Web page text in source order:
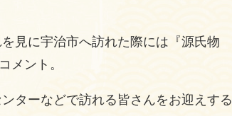
見に宇治市へ訪れた際には『源氏物
メント。
ターなどで訪れる皆さんをお迎えする